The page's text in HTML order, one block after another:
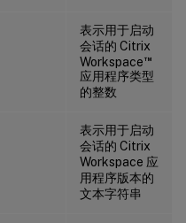
表示用于启动
会话的 Citrix
Workspace™
应用程序类型
的整数
表示用于启动
会话的 Citrix
Workspace 应
用程序版本的
文本字符串